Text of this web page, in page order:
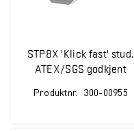
STP8X 'Klick fast' stud.
ATEX/SGS godkjent
Produktnr. 300-00955